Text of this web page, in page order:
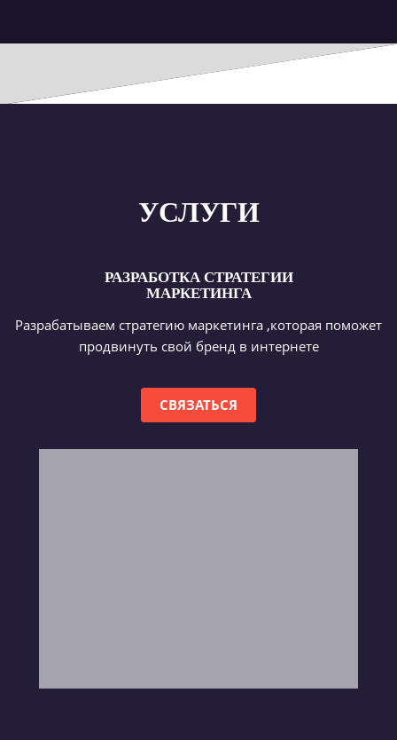
УСЛУГИ
РАЗРАБОТКА СТРАТЕГИИ
МАРКЕТИНГА
Разрабатываем стратегию маркетинга ,которая поможет
продвинуть свой бренд в интернете
СВЯЗАТЬСЯ